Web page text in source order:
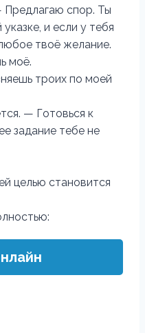
спор. Ты
и если у тебя
твоё желание.
моё.
троих по моей
— Готовься к
задание тебе не
целью становится